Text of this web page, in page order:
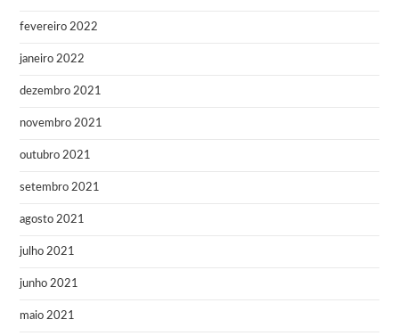
fevereiro 2022
janeiro 2022
dezembro 2021
novembro 2021
outubro 2021
setembro 2021
agosto 2021
julho 2021
junho 2021
maio 2021